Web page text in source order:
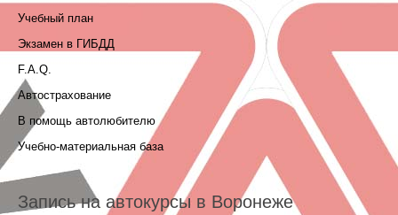
Учебный план
Экзамен в ГИБДД
F.A.Q.
Автострахование
В помощь автолюбителю
Учебно-материальная база
Запись на автокурсы в Воронеже